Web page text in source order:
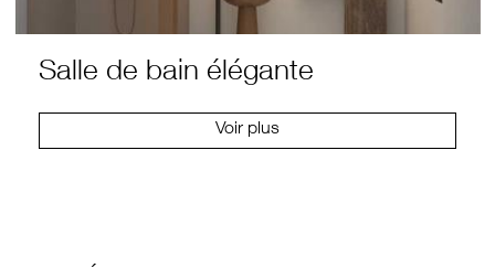
Salle de bain élégante
Voir plus